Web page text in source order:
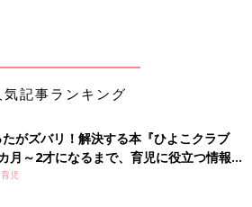
数枚詰め、口をしっかり縛って作ったボ
がら赤ちゃんに持たせてみて。やわらか
弱い赤ちゃんにも指を入れやすく、つ
持つだけで手指のいい運動になりま
記事ランキング
がズバリ！解決する本『ひよこクラブ
～2才になるまで、育児に役立つ情報が
児